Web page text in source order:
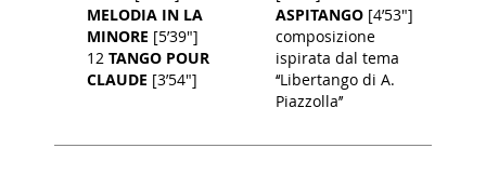
MELODIA IN LA
MINORE [5’39"]
12 TANGO POUR
CLAUDE [3’54"]
ASPITANGO [4’53"]
composizione
ispirata dal tema
‘‘Libertango di A.
Piazzolla’’